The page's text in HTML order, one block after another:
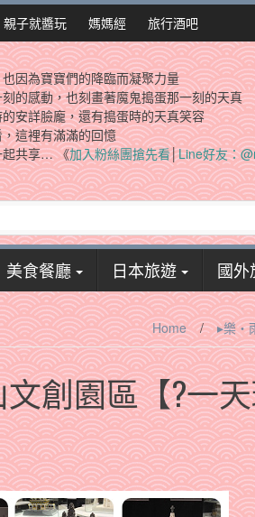
親子就醬玩 媽媽經 旅行酒吧
因為寶寶們的降臨而凝聚力量
的感動，也刻畫著魔鬼搗蛋那一刻的天真
安詳臉龐，還有搗蛋時的天真笑容
這裡有滿滿的回憶
起共享… 《加入粉絲團搶先看│Line好友：
美食餐廳 日本旅遊 國外
Home / ▸樂‧
創園區【?一